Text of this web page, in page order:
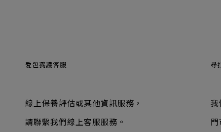
愛包養護客服
線上保養評估或其他資訊服務，
請聯繫我們線上客服服務。
尋